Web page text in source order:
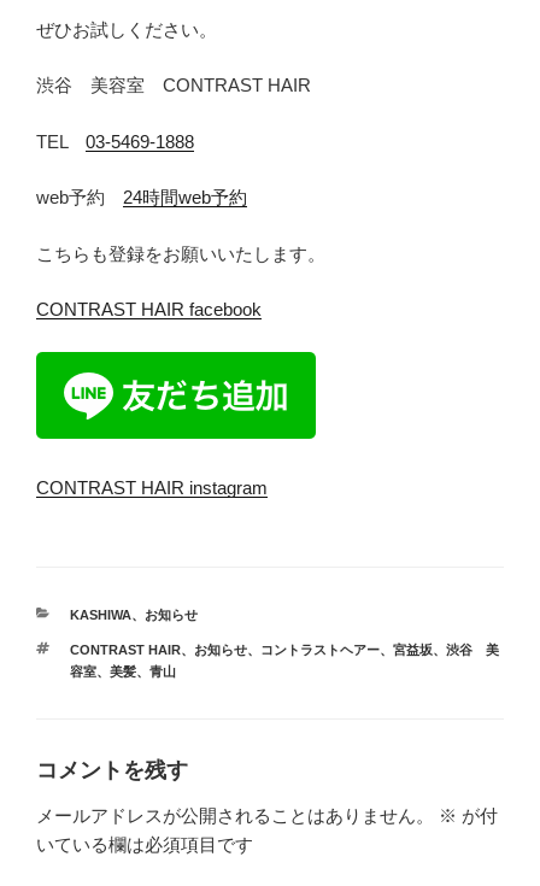
ぜひお試しください。
渋谷 美容室 CONTRAST HAIR
TEL 03-5469-1888
web予約 24時間web予約
こちらも登録をお願いいたします。
CONTRAST HAIR facebook
CONTRAST HAIR instagram
カ
ゴ
リ
KASHIWA、 お知らせ
タ
グ
CONTRAST HAIR、 お知らせ、 コントラストヘアー、 宮益坂、 渋谷 美
容室、 美髪、 青山
コメントを残す
メールアドレスが公開されることはありません。 ※ が付
いている欄は必須項目です